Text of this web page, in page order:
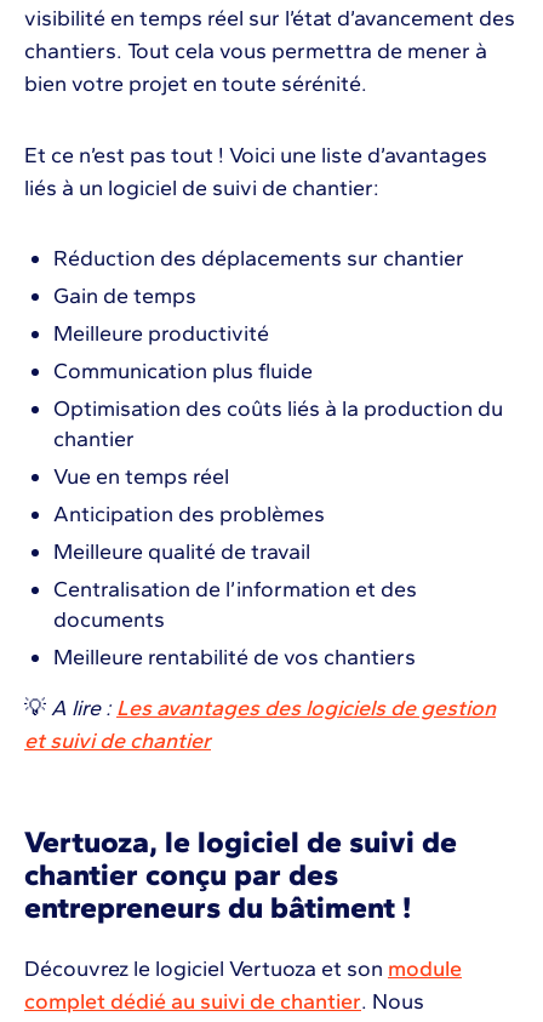
visibilité en temps réel sur l’état d’avancement des
chantiers. Tout cela vous permettra de mener à
bien votre projet en toute sérénité.
Et ce n’est pas tout ! Voici une liste d’avantages
liés à un logiciel de suivi de chantier:
Réduction des déplacements sur chantier
Gain de temps
Meilleure productivité
Communication plus fluide
Optimisation des coûts liés à la production du
chantier
Vue en temps réel
Anticipation des problèmes
Meilleure qualité de travail
Centralisation de l’information et des
documents
Meilleure rentabilité de vos chantiers
💡A lire :Les avantages des logiciels de gestion
et suivi de chantier
Vertuoza, le logiciel de suivi de
chantier conçu par des
entrepreneurs du bâtiment !
Découvrez le logiciel Vertuoza et son module
complet dédié au suivi de chantier. Nous